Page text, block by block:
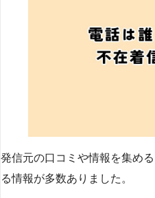
発信元の口コミや情報を集め
る情報が多数ありました。